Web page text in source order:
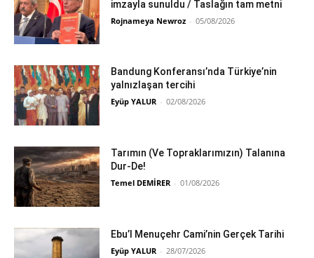
imzayla sunuldu / Taslağın tam metni
Rojnameya Newroz - 05/08/2026
Bandung Konferansı’nda Türkiye’nin
yalnızlaşan tercihi
Eyüp YALUR - 02/08/2026
Tarımın (Ve Topraklarımızın) Talanına
Dur-De!
Temel DEMİRER - 01/08/2026
Ebu’l Menuçehr Cami’nin Gerçek Tarihi
Eyüp YALUR - 28/07/2026